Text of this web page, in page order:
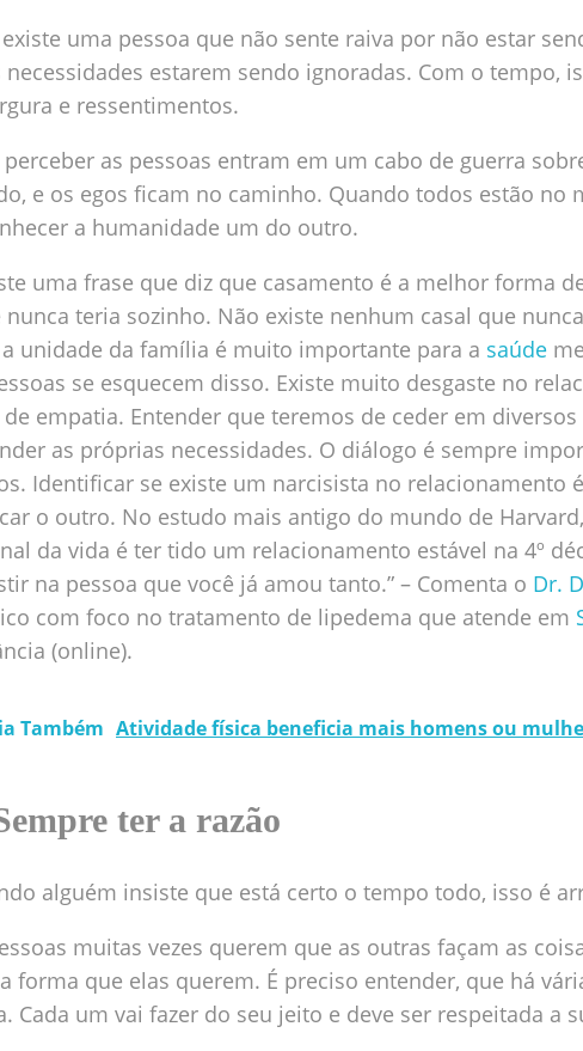
uma pessoa que não sente raiva por não estar
necessidades estarem sendo ignoradas. Com o tempo,
e ressentimentos.
perceber as pessoas entram em um cabo de guerra
e os egos ficam no caminho. Quando todos estão no
a humanidade um do outro.
uma frase que diz que casamento é a melhor forma
nunca teria sozinho. Não existe nenhum casal que
unidade da família é muito importante para a saúde
se esquecem disso. Existe muito desgaste no
empatia. Entender que teremos de ceder em
as próprias necessidades. O diálogo é sempre
Identificar se existe um narcisista no relacionamento
o outro. No estudo mais antigo do mundo de
da vida é ter tido um relacionamento estável na 4º
na pessoa que você já amou tanto.” – Comenta o Dr.
com foco no tratamento de lipedema que atende em
(online).
Também Atividade física beneficia mais homens ou
ter a razão
alguém insiste que está certo o tempo todo, isso é
muitas vezes querem que as outras façam as
forma que elas querem. É preciso entender, que há
Cada um vai fazer do seu jeito e deve ser respeitada a